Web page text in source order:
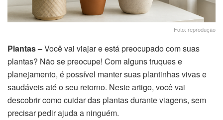
Foto: reprodução
Plantas –Você vai viajar e está preocupado com suas
plantas? Não se preocupe! Com alguns truques e
planejamento, é possível manter suas plantinhas vivas e
saudáveis até o seu retorno. Neste artigo, você vai
descobrir como cuidar das plantas durante viagens, sem
precisar pedir ajuda a ninguém.